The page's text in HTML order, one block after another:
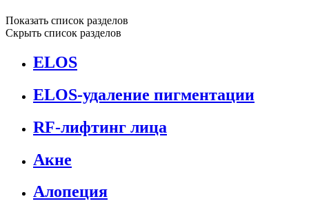
Показать список разделов
Скрыть список разделов
ELOS
ELOS-удаление пигментации
RF-лифтинг лица
Акне
Алопеция